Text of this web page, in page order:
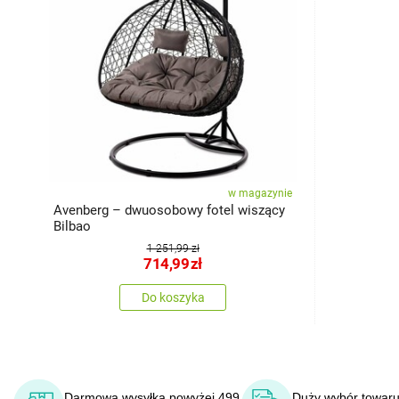
w magazynie
Avenberg – dwuosobowy fotel wiszący
Bilbao
1 251,99 zł
714,99zł
Do koszyka